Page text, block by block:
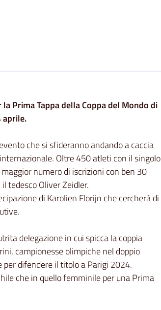
Prima Tappa della Coppa del Mondo di
aprile.
che si sfideranno andando a caccia
Oltre 450 atleti con il singolo
numero di iscrizioni con ben 30
tedesco Oliver Zeidler.
di Karolien Florijn che cercherà di
delegazione in cui spicca la coppia
campionesse olimpiche nel doppio
difendere il titolo a Parigi 2024.
che in quello femminile per una Prima